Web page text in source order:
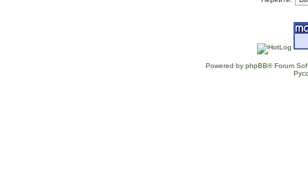
Powered by phpBB® Forum